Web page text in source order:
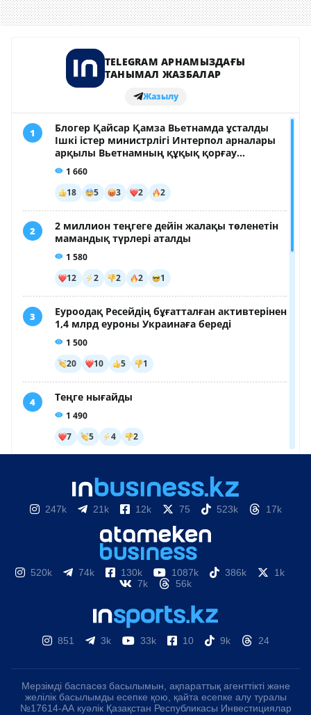
247k 21k 12k 75 523k 17k
520k 74k 130k 1087k 386k
1k
7k
56k
851 3k 33k 10 9k 24
Мерзімді баспасөз басылымын, ақпараттық агенттікті және
желілік басылымды есепке қою, қайта есепке алу туралы
№17614-АА куәлік Қазақстан Республикасы Инвестициялар